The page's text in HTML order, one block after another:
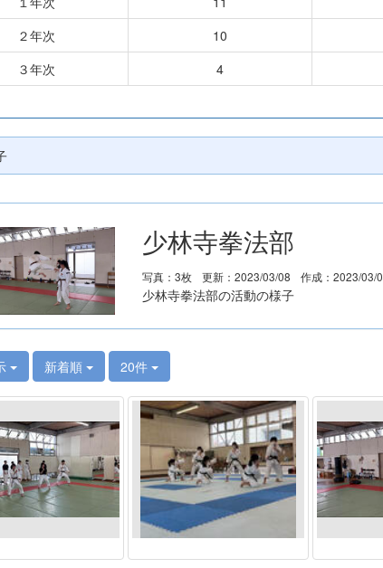
２年次
10
３年次
4
少林寺拳法部
写真：3枚 更新：2023/03/08 作成：2023/03/
少林寺拳法部の活動の様子
新着順 20件